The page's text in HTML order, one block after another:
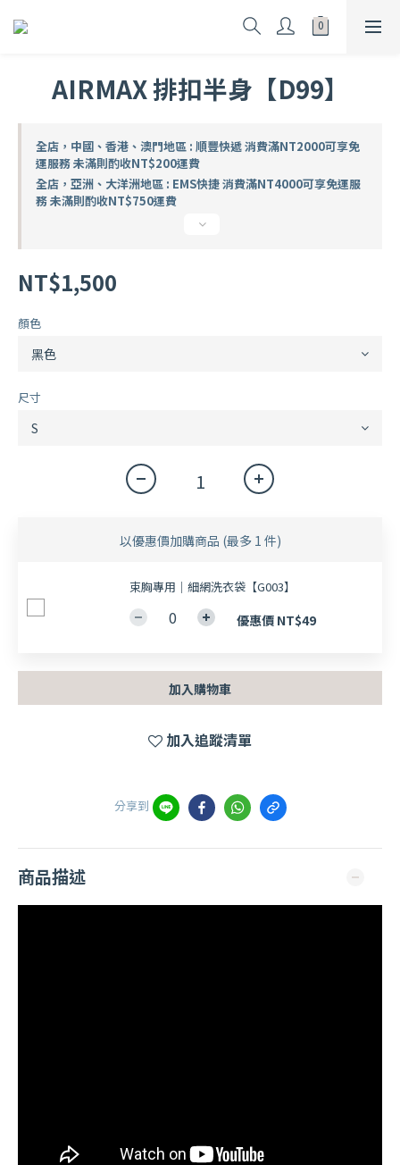
AIRMAX 排扣半身【D99】
全店，中國、香港、澳門地區 : 順豐快遞 消費滿NT2000可享免
運服務 未滿則酌收NT$200運費
全店，亞洲、大洋洲地區 : EMS快捷 消費滿NT4000可享免運服
務 未滿則酌收NT$750運費
NT$1,500
顏色
尺寸
以優惠價加購商品 (最多 1 件)
束胸專用｜細網洗衣袋【G003】
優惠價 NT$49
加入購物車
加入追蹤清單
分享到
商品描述